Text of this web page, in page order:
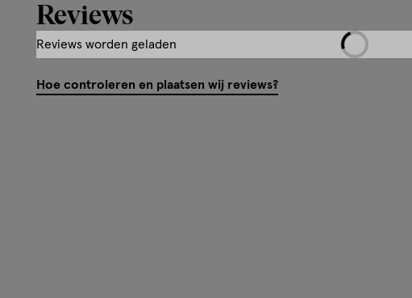
hydroxypropyltrimonium chloride, Lauryl glucoside, Parfum,
Sodium benzoate, Potassium sorbate, Eucalyptus globulus oil,
Pelargonium graveolens flower oil, Citrus limon peel oil,
Hoe controleren en plaatsen wij reviews?